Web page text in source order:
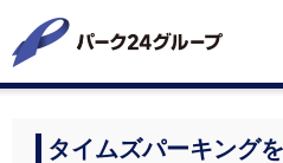
タイムズパーキング